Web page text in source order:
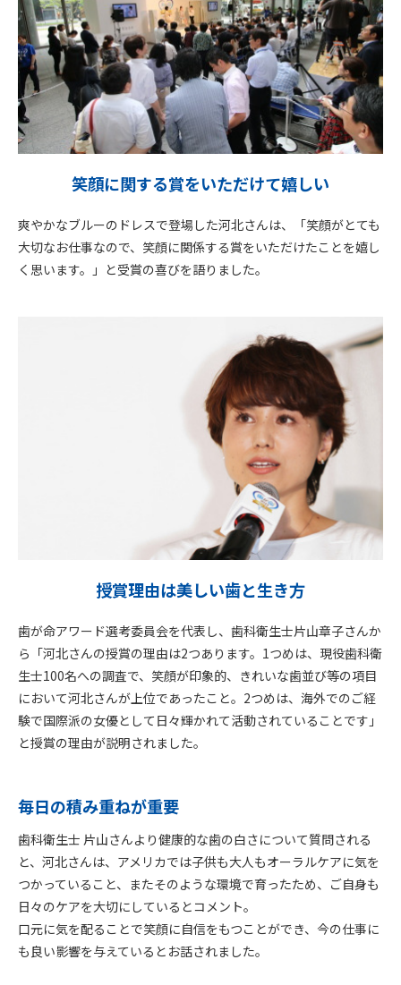
笑顔に関する賞をいただけて嬉しい
爽やかなブルーのドレスで登場した河北さんは、「笑顔がとても
大切なお仕事なので、笑顔に関係する賞をいただけたことを嬉し
く思います。」と受賞の喜びを語りました。
授賞理由は美しい歯と生き方
歯が命アワード選考委員会を代表し、歯科衛生士片山章子さんか
ら「河北さんの授賞の理由は2つあります。1つめは、現役歯科衛
生士100名への調査で、笑顔が印象的、きれいな歯並び等の項目
において河北さんが上位であったこと。2つめは、海外でのご経
験で国際派の女優として日々輝かれて活動されていることです」
と授賞の理由が説明されました。
毎日の積み重ねが重要
歯科衛生士 片山さんより健康的な歯の白さについて質問される
と、河北さんは、アメリカでは子供も大人もオーラルケアに気を
つかっていること、またそのような環境で育ったため、ご自身も
日々のケアを大切にしているとコメント。
口元に気を配ることで笑顔に自信をもつことができ、今の仕事に
も良い影響を与えているとお話されました。